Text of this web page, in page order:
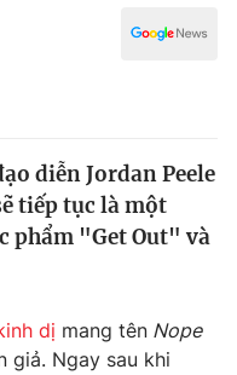
diễn Jordan Peele
tiếp tục là một
phẩm "Get Out" và
dị mang tên Nope
giả. Ngay sau khi